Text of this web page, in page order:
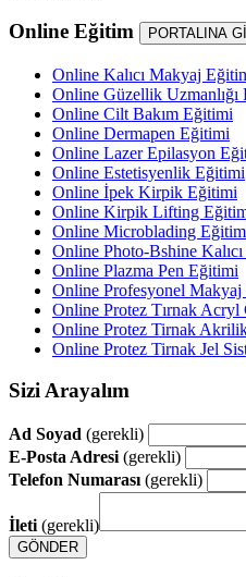
Online Eğitim PORTALINA
Online Kalıcı Makyaj
Online Güzellik Uzmanlığı
Online Cilt Bakım Eğitimi
Online Dermapen Eğitimi
Online Lazer Epilasyon
Online Estetisyenlik Eğitimi
Online İpek Kirpik Eğitimi
Online Kirpik Lifting
Online Microblading
Online Photo-Bshine
Online Plazma Pen Eğitimi
Online Profesyonel
Online Protez Tırnak Acryl
Online Protez Tirnak
Online Protez Tirnak Jel
Sizi Arayalım
Ad Soyad (gerekli)
E-Posta Adresi (gerekli)
Telefon Numarası (gerekli)
İleti (gerekli)